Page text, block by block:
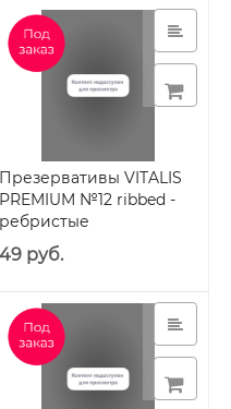
Презервативы VITALIS
PREMIUM №12 ribbed -
ребристые
49 руб.